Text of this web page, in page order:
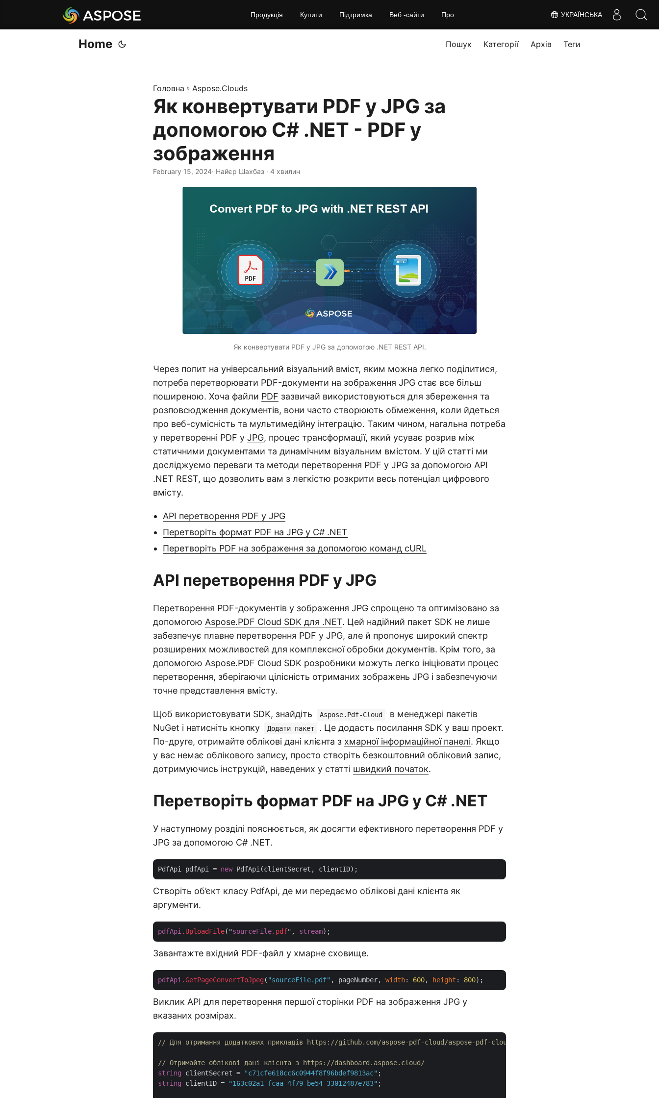
УКРАЇНСЬКА
Продукція Купити Підтримка Веб -сайти Про
Home Пошук Категорії Архів Теги
Головна » Aspose.Clouds
Як конвертувати PDF у JPG за
допомогою C# .NET - PDF у
зображення
February 15, 2024· Найєр Шахбаз · 4 хвилин
Як конвертувати PDF у JPG за допомогою .NET REST API.
Через попит на універсальний візуальний вміст, яким можна легко поділитися,
потреба перетворювати PDF-документи на зображення JPG стає все більш
поширеною. Хоча файли PDF зазвичай використовуються для збереження та
розповсюдження документів, вони часто створюють обмеження, коли йдеться
про веб-сумісність та мультимедійну інтеграцію. Таким чином, нагальна потреба
у перетворенні PDF у JPG, процес трансформації, який усуває розрив між
статичними документами та динамічним візуальним вмістом. У цій статті ми
досліджуємо переваги та методи перетворення PDF у JPG за допомогою API
.NET REST, що дозволить вам з легкістю розкрити весь потенціал цифрового
вмісту.
API перетворення PDF у JPG
Перетворіть формат PDF на JPG у C# .NET
Перетворіть PDF на зображення за допомогою команд cURL
API перетворення PDF у JPG
Перетворення PDF-документів у зображення JPG спрощено та оптимізовано за
допомогою Aspose.PDF Cloud SDK для .NET. Цей надійний пакет SDK не лише
забезпечує плавне перетворення PDF у JPG, але й пропонує широкий спектр
розширених можливостей для комплексної обробки документів. Крім того, за
допомогою Aspose.PDF Cloud SDK розробники можуть легко ініціювати процес
перетворення, зберігаючи цілісність отриманих зображень JPG і забезпечуючи
точне представлення вмісту.
Щоб використовувати SDK, знайдіть Aspose.Pdf-Cloud
в менеджері пакетів
NuGet і натисніть кнопку
Додати пакет
. Це додасть посилання SDK у ваш проект.
По-друге, отримайте облікові дані клієнта з хмарної інформаційної панелі. Якщо
у вас немає облікового запису, просто створіть безкоштовний обліковий запис,
дотримуючись інструкцій, наведених у статті швидкий початок.
Перетворіть формат PDF на JPG у C# .NET
У наступному розділі пояснюється, як досягти ефективного перетворення PDF у
JPG за допомогою C# .NET.
PdfApi pdfApi = new
Створіть об’єкт класу PdfApi, де ми передаємо облікові дані клієнта як
аргументи.
pdfApi .UploadFile("sourceFile.pdf", stream
Завантажте вхідний PDF-файл у хмарне сховище.
pdfApi .GetPageConvertToJpeg( "sourceFile.pdf" , pageNumber, width: 600, height : 800
Виклик API для перетворення першої сторінки PDF на зображення JPG у
вказаних розмірах.
// Для отримання додаткових прикладів https://github.com/aspose-pdf-cloud/aspose-pdf-cloud-dotnet/tree/master/Examples
// Отримайте облікові дані клієнта з https://dashboard.aspose.cloud/
string clientSecret = "c71cfe618cc6c0944f8f96bdef9813ac"
string clientID = "163c02a1-fcaa-4f79-be54-33012487e783" ;